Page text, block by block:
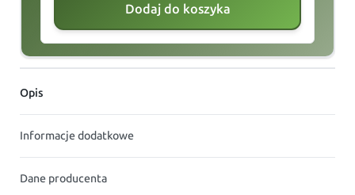
Dodaj do koszyka
Opis
Informacje dodatkowe
Dane producenta